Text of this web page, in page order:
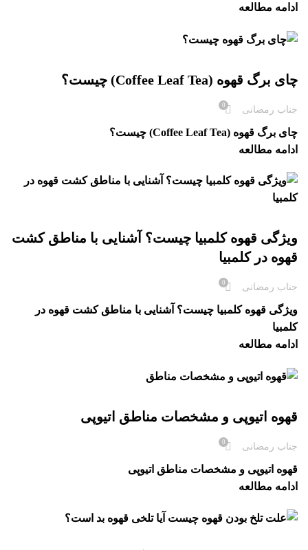
ادامه مطالعه
چای برگ قهوه (Coffee Leaf Tea) چیست؟
جناب رمضانی 0
چای برگ قهوه (Coffee Leaf Tea) چیست؟
ادامه مطالعه
ویژگی قهوه کلمبیا چیست؟ آشنایی با مناطق کشت
قهوه در کلمبیا
جناب رمضانی 0
ویژگی قهوه کلمبیا چیست؟ آشنایی با مناطق کشت قهوه در
کلمبیا
ادامه مطالعه
قهوه اتیوپی و مشخصات مناطق اتیوپی
جناب رمضانی 0
قهوه اتیوپی و مشخصات مناطق اتیوپی
ادامه مطالعه